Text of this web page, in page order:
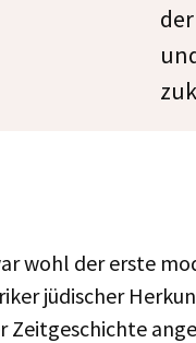
wohl der erste
jüdischer
Zeitgeschichte